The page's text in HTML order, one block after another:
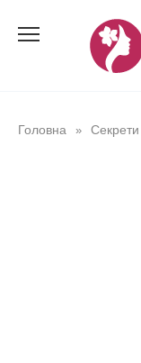
Головна » Секрети